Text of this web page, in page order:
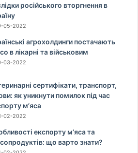
російського вторгнення в
05-2022
агрохолдинги постачають
в лікарні та військовим
03-2022
сертифікати, транспорт,
як уникнути помилок під час
м’яса
02-2022
експорту м’яса та
що варто знати?